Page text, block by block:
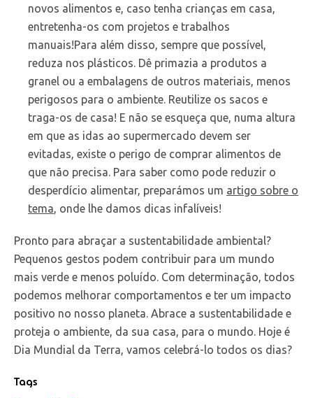
novos alimentos e, caso tenha crianças em casa,
entretenha-os com projetos e trabalhos
manuais!Para além disso, sempre que possível,
reduza nos plásticos. Dê primazia a produtos a
granel ou a embalagens de outros materiais, menos
perigosos para o ambiente. Reutilize os sacos e
traga-os de casa! E não se esqueça que, numa altura
em que as idas ao supermercado devem ser
evitadas, existe o perigo de comprar alimentos de
que não precisa. Para saber como pode reduzir o
desperdício alimentar, preparámos um artigo sobre o
tema , onde lhe damos dicas infalíveis!
Pronto para abraçar a sustentabilidade ambiental?
Pequenos gestos podem contribuir para um mundo
mais verde e menos poluído. Com determinação, todos
podemos melhorar comportamentos e ter um impacto
positivo no nosso planeta. Abrace a sustentabilidade e
proteja o ambiente, da sua casa, para o mundo. Hoje é
Dia Mundial da Terra, vamos celebrá-lo todos os dias?
Tags